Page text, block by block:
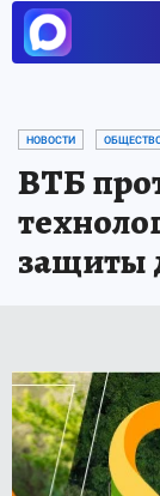
НОВОСТИ
ВТБ
защиты